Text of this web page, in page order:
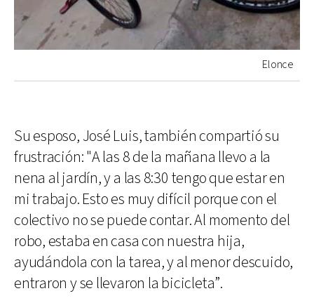
Elonce
Su esposo, José Luis, también compartió su
frustración: "A las 8 de la mañana llevo a la
nena al jardín, y a las 8:30 tengo que estar en
mi trabajo. Esto es muy difícil porque con el
colectivo no se puede contar. Al momento del
robo, estaba en casa con nuestra hija,
ayudándola con la tarea, y al menor descuido,
entraron y se llevaron la bicicleta”.